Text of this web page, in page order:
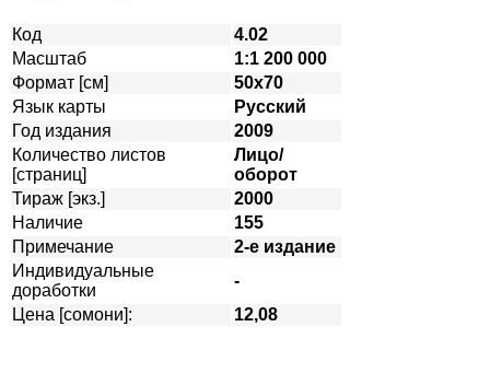
Код
4.02
Масштаб
1:1 200 000
Формат [см]
50х70
Язык карты
Русский
Год издания
2009
Количество листов
[страниц]
Лицо/
оборот
Тираж [экз.]
2000
Наличие
155
Примечание
2-е издание
Индивидуальные
доработки
-
Цена [сомони]:
12,08